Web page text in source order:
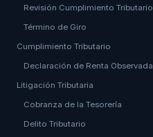
Revisión Cumplimiento Tributario
Término de Giro
Cumplimiento Tributario
Declaración de Renta Observada
Litigación Tributaria
Cobranza de la Tesorería
Delito Tributario